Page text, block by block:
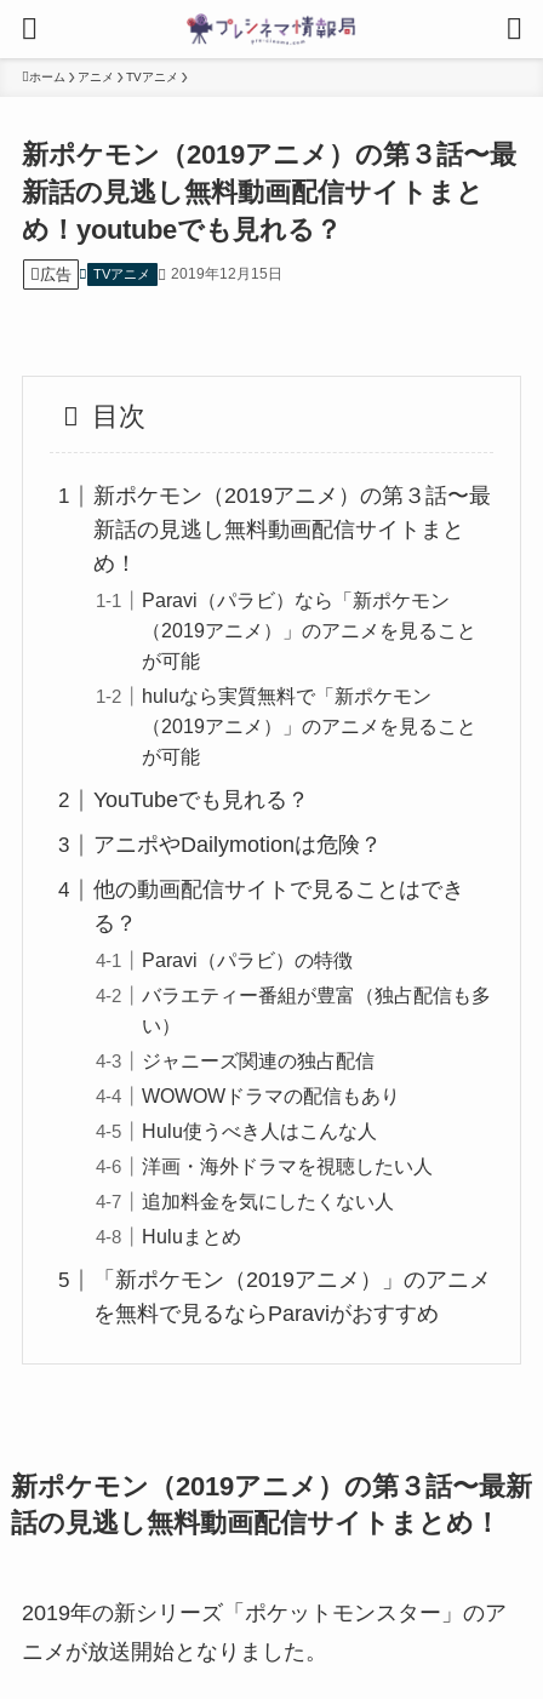
ホーム アニメ TVアニメ
新ポケモン（2019アニメ）の第３話〜最
新話の見逃し無料動画配信サイトまと
め！youtubeでも見れる？
広告 TVアニメ 2019年12月15日
目次
新ポケモン（2019アニメ）の第３話〜最
新話の見逃し無料動画配信サイトまと
め！
Paravi（パラビ）なら「新ポケモン
（2019アニメ）」のアニメを見ること
が可能
huluなら実質無料で「新ポケモン
（2019アニメ）」のアニメを見ること
が可能
YouTubeでも見れる？
アニポやDailymotionは危険？
他の動画配信サイトで見ることはでき
る？
Paravi（パラビ）の特徴
バラエティー番組が豊富（独占配信も多
い）
ジャニーズ関連の独占配信
WOWOWドラマの配信もあり
Hulu使うべき人はこんな人
洋画・海外ドラマを視聴したい人
追加料金を気にしたくない人
Huluまとめ
「新ポケモン（2019アニメ）」のアニメ
を無料で見るならParaviがおすすめ
新ポケモン（2019アニメ）の第３話〜最新
話の見逃し無料動画配信サイトまとめ！
2019年の新シリーズ「ポケットモンスター」のア
ニメが放送開始となりました。